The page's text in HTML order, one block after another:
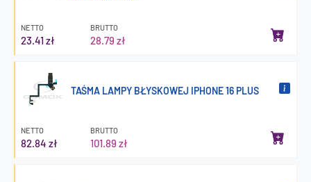
NETTO
23.41 zł
BRUTTO
28.79 zł
TAŚMA LAMPY BŁYSKOWEJ IPHONE 16 PLUS
NETTO
82.84 zł
BRUTTO
101.89 zł